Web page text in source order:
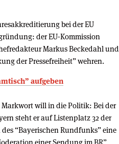
bei der EU
der EU-Kommission
Markus Beckedahl und
der Pressefreiheit” wehren.
aufgeben
Markwort will in die Politik: Bei der
steht er auf Listenplatz 32 der
“Bayerischen Rundfunks” eine
einer Sendung im BR”